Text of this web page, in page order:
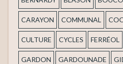
CARAYON COMMUNAL
CULTURE CYCLES FERRÉOL
GARDON GARDOUNADE